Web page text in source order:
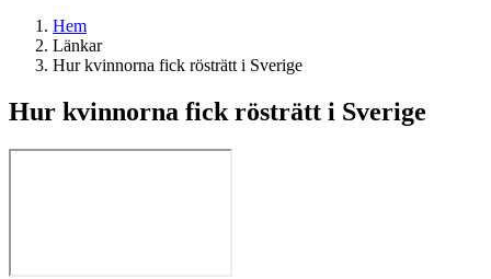
Hem
Länkar
Hur kvinnorna fick rösträtt i Sverige
Hur kvinnorna fick rösträtt i Sverige